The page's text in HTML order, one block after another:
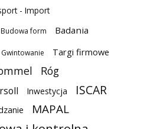
- Import
Budowa form Badania
Gwintowanie Targi firmowe
Róg
Inwestycja ISCAR
MAPAL